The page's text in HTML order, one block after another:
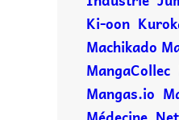
Ki-oon
Machikado
MangaCollec
Mangas.io